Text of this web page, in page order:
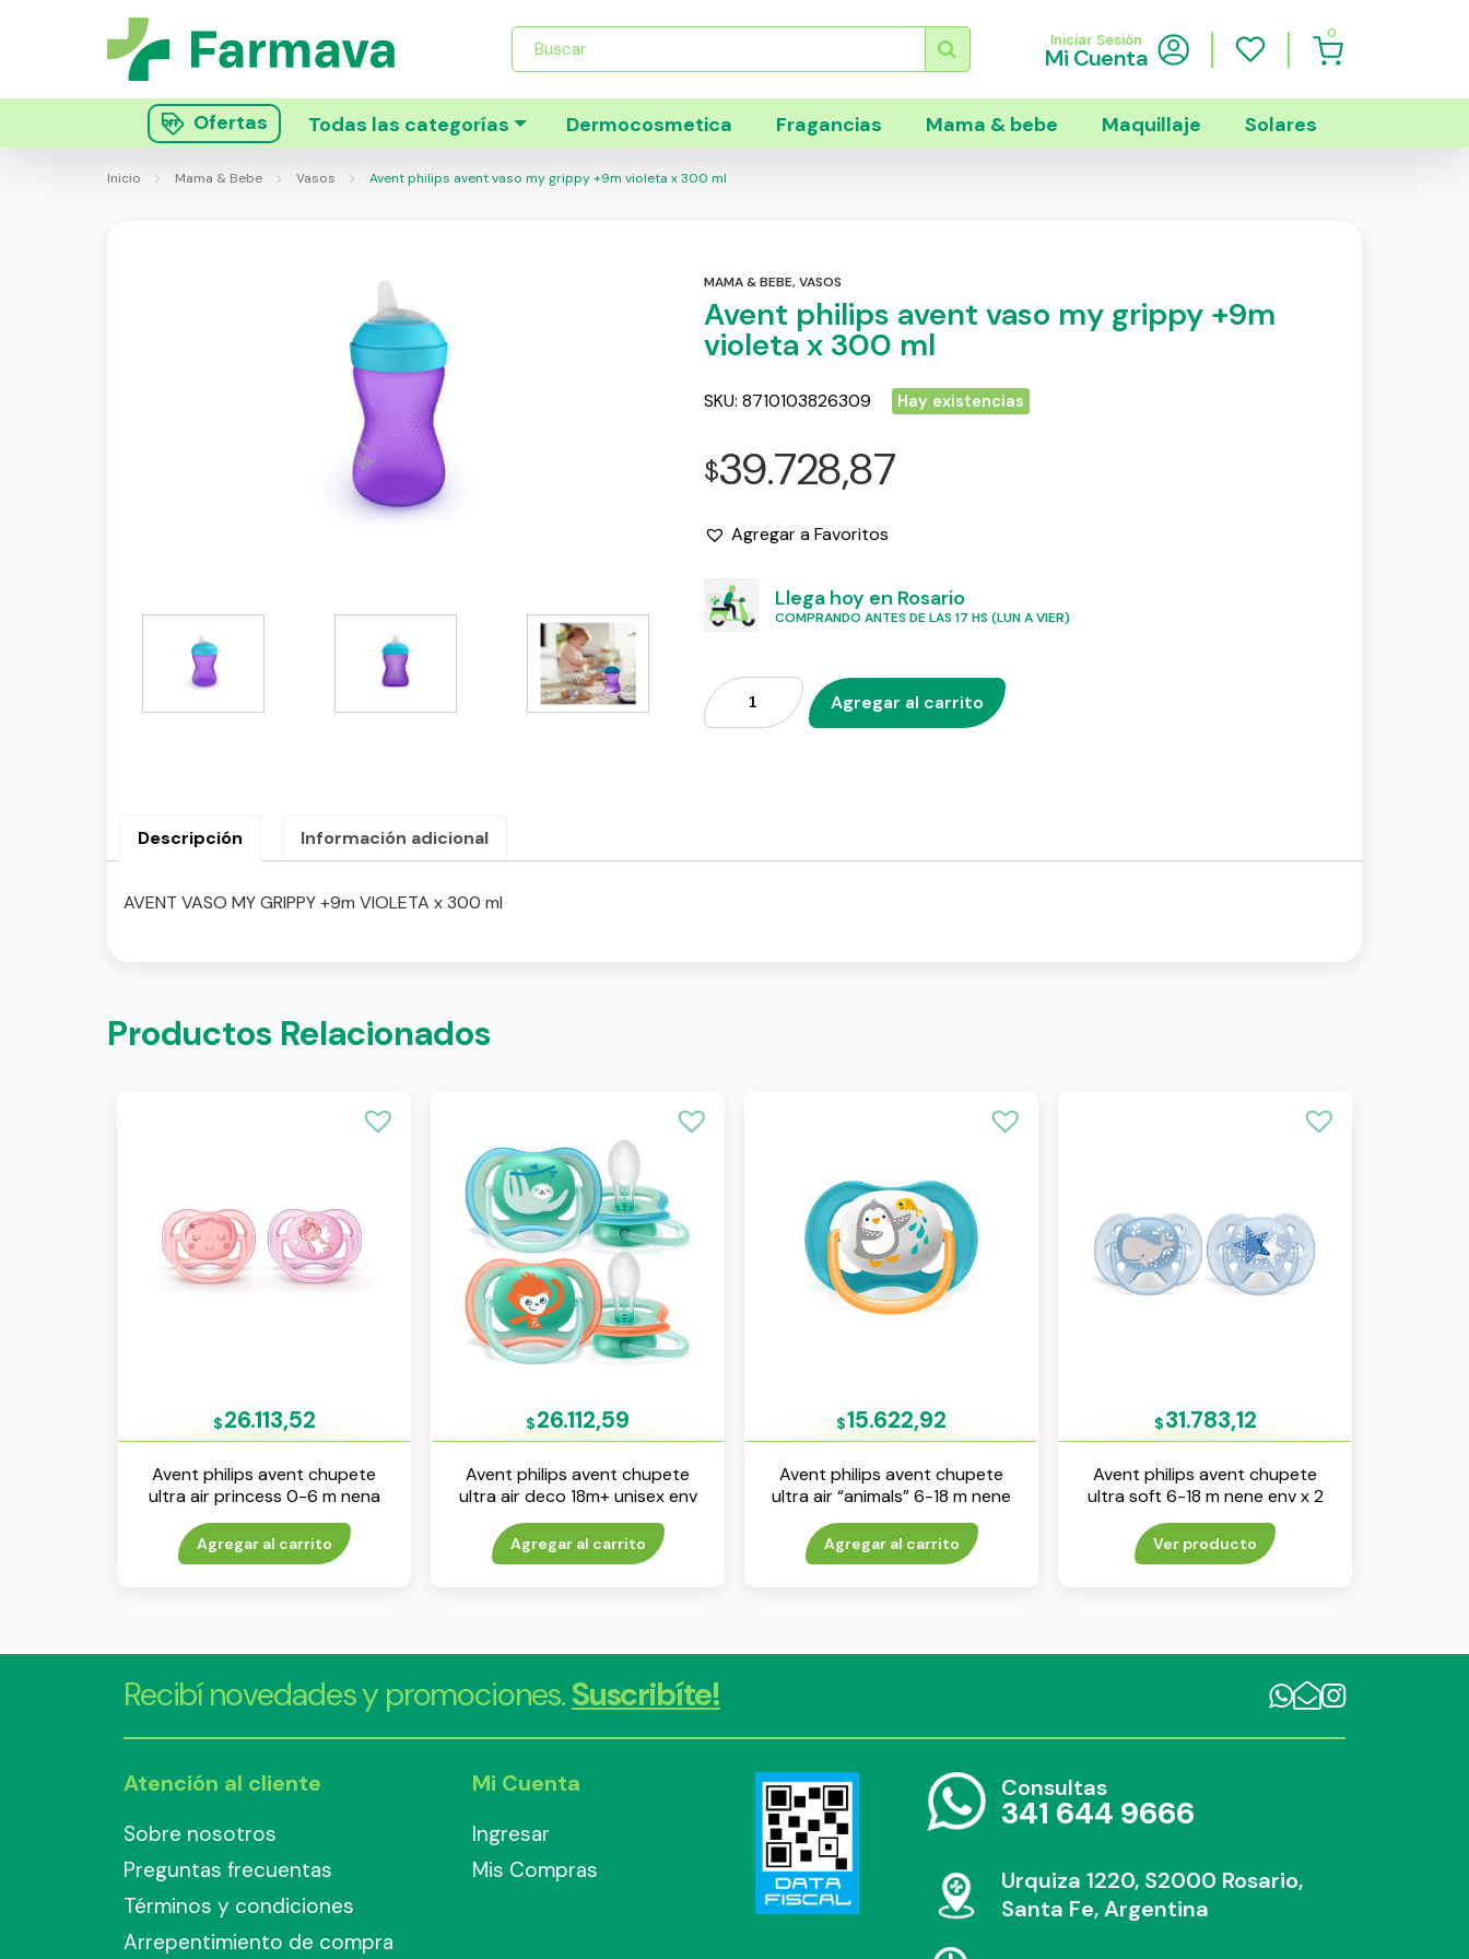
Búsqueda
productos
Iniciar Sesión
Mi Cuenta
0
Ofertas Todas las categorías Dermocosmetica Fragancias Mama & bebe Maquillaje Solares
Inicio Mama & Bebe Vasos Avent philips avent vaso my grippy +9m violeta x 300 ml
MAMA & BEBE,VASOS
Avent philips avent vaso my grippy +9m
violeta x 300 ml
SKU: 8710103826309 Hay existencias
$39.728,87
Agregar a Favoritos
Llega hoy en Rosario
COMPRANDO ANTES DE LAS 17 HS (LUN A VIER)
Agregar al carrito
Descripción Información adicional
AVENT VASO MY GRIPPY +9m VIOLETA x 300 ml
Productos Relacionados
$26.113,52
Avent philips avent chupete
ultra air princess 0-6 m nena
env x 2
Agregar al carrito
$26.112,59
Avent philips avent chupete
ultra air deco 18m+ unisex env
x 2
Agregar al carrito
$15.622,92
Avent philips avent chupete
ultra air “animals” 6-18 m nene
env x 1
Agregar al carrito
$31.783,12
Avent philips avent chupete
ultra soft 6-18 m nene env x 2
Ver producto
Recibí novedades y promociones.Suscribíte!
Atención al cliente
Sobre nosotros
Preguntas frecuentas
Términos y condiciones
Arrepentimiento de compra
Mi Cuenta
Ingresar
Mis Compras
Consultas
341 644 9666
Urquiza 1220, S2000 Rosario,
Santa Fe, Argentina